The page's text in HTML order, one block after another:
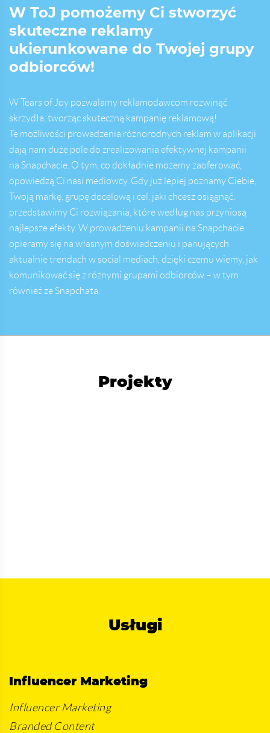
W ToJ pomożemy Ci stworzyć
skuteczne reklamy
ukierunkowane do Twojej grupy
odbiorców!
W Tears of Joy pozwalamy reklamodawcom rozwinąć
skrzydła, tworząc skuteczną kampanię reklamową!
Te możliwości prowadzenia różnorodnych reklam w aplikacji
dają nam duże pole do zrealizowania efektywnej kampanii
na Snapchacie. O tym, co dokładnie możemy zaoferować,
opowiedzą Ci nasi mediowcy. Gdy już lepiej poznamy Ciebie,
Twoją markę, grupę docelową i cel, jaki chcesz osiągnąć,
przedstawimy Ci rozwiązania, które według nas przyniosą
najlepsze efekty. W prowadzeniu kampanii na Snapchacie
opieramy się na własnym doświadczeniu i panujących
aktualnie trendach w social mediach, dzięki czemu wiemy, jak
komunikować się z różnymi grupami odbiorców – w tym
również ze Snapchata.
Projekty
Usługi
Influencer Marketing
Influencer Marketing
Branded Content